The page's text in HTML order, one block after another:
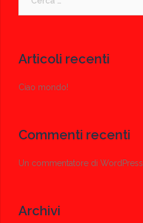
per:
Articoli recenti
Ciao mondo!
Commenti recenti
Un commentatore di WordPress
Archivi